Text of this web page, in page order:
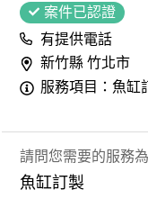
案件已認證
有提供電話
新竹縣 竹北市
服務項目：魚缸
請問您需要的服務
魚缸訂製